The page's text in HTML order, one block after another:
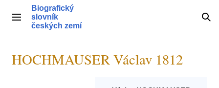
obsahHlavní menu
Biografický
slovník
českých zemí
HOCHMAUSER Václav 1812